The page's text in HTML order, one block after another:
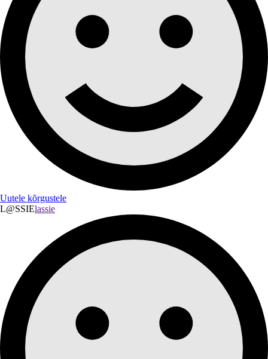
Uutele kõrgustele
L@SSIElassie